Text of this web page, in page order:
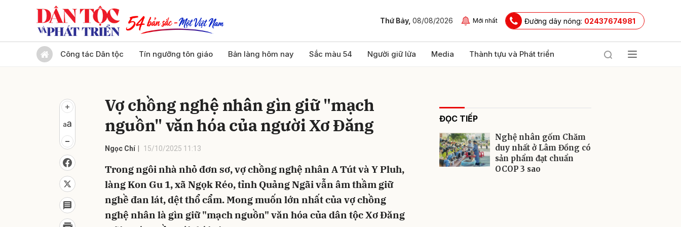
Thứ Bảy, 08/08/2026 Mới nhất Đường dây nóng: 02437674981
Công tác Dân tộc Tín ngưỡng tôn giáo Bản làng hôm nay Sắc màu 54 Người giữ lửa Media Thành tựu và Phát triển
Vợ chồng nghệ nhân gìn giữ "mạch
nguồn" văn hóa của người Xơ Đăng
Ngọc Chí 15/10/2025 11:13
Trong ngôi nhà nhỏ đơn sơ, vợ chồng nghệ nhân A Tút và Y Pluh,
làng Kon Gu 1, xã Ngọk Réo, tỉnh Quảng Ngãi vẫn âm thầm giữ
nghề đan lát, dệt thổ cẩm. Mong muốn lớn nhất của vợ chồng
nghệ nhân là gìn giữ "mạch nguồn" văn hóa của dân tộc Xơ Đăng
ĐỌC TIẾP
Nghệ nhân gốm Chăm
duy nhất ở Lâm Đồng có
sản phẩm đạt chuẩn
OCOP 3 sao
Gửi bình luận
Hủy Gửi